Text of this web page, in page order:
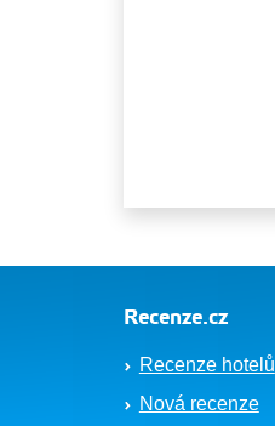
Recenze.cz
Recenze hotelů
Nová recenze